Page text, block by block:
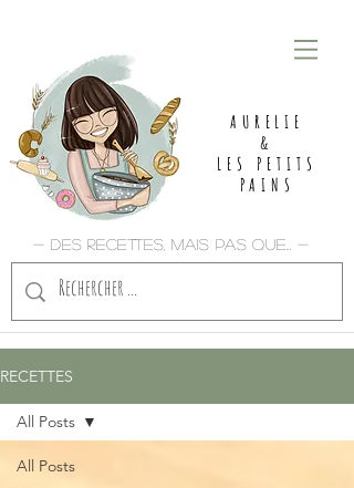
AURELIE
&
LES PETITS
PAINS
- Des recettes, mais pas que... -
RECETTES
All Posts
All Posts